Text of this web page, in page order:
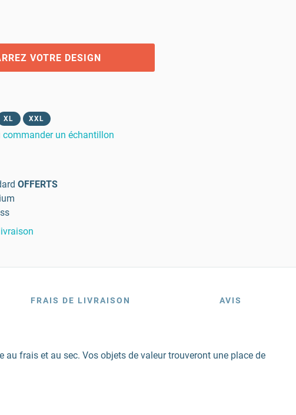
VOTRE DESIGN
XL XXL
commander un échantillon
OFFERTS
FRAIS DE LIVRAISON AVIS
frais et au sec. Vos objets de valeur trouveront une place de